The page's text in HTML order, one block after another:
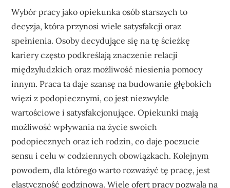
Wybór pracy jako opiekunka osób starszych to
decyzja, która przynosi wiele satysfakcji oraz
spełnienia. Osoby decydujące się na tę ścieżkę
kariery często podkreślają znaczenie relacji
międzyludzkich oraz możliwość niesienia pomocy
innym. Praca ta daje szansę na budowanie głębokich
więzi z podopiecznymi, co jest niezwykle
wartościowe i satysfakcjonujące. Opiekunki mają
możliwość wpływania na życie swoich
podopiecznych oraz ich rodzin, co daje poczucie
sensu i celu w codziennych obowiązkach. Kolejnym
powodem, dla którego warto rozważyć tę pracę, jest
elastyczność godzinowa. Wiele ofert pracy pozwala na